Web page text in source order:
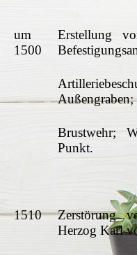
um
1500
Erstellung
Außengraben;
Brustwehr;
Punkt.
1510
Zerstörung
Herzog Karl